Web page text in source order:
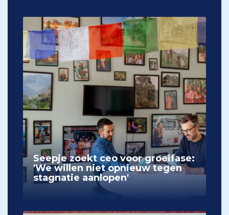
Seepje zoekt ceo voor groeifase:
'We willen niet opnieuw tegen
stagnatie aanlopen'